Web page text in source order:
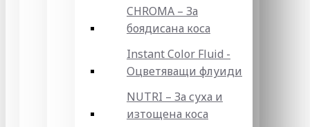
CHROMA – За
боядисана коса
Instant Color Fluid -
Оцветяващи флуиди
NUTRI – За суха и
изтощена коса